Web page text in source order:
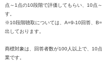
点～1点の10段階で評価してもらい、10点
す。
※10段階聴取については、A=9-10回答、
出しております。
商標対象は、回答者数が100人以上で、10
業です。